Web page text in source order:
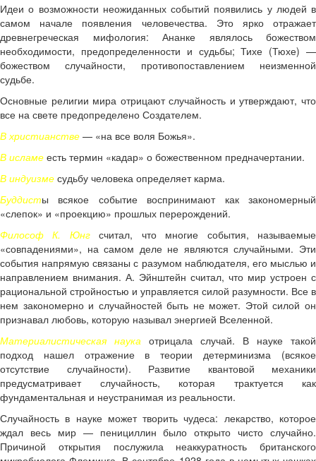
Идеи о возможности неожиданных событий появились у людей в
самом начале появления человечества. Это ярко отражает
древнегреческая мифология: Ананке являлось божеством
необходимости, предопределенности и судьбы; Тихе (Тюхе) —
божеством случайности, противопоставлением неизменной
судьбе.
Основные религии мира отрицают случайность и утверждают, что
все на свете предопределено Создателем.
В христианстве — «на все воля Божья».
В исламе есть термин «кадар» о божественном предначертании.
В индуизме судьбу человека определяет карма.
Буддисты всякое событие воспринимают как закономерный
«слепок» и «проекцию» прошлых перерождений.
Философ К. Юнгсчитал, что многие события, называемые
«совпадениями», на самом деле не являются случайными. Эти
события напрямую связаны с разумом наблюдателя, его мыслью и
направлением внимания. А. Эйнштейн считал, что мир устроен с
рациональной стройностью и управляется силой разумности. Все в
нем закономерно и случайностей быть не может. Этой силой он
признавал любовь, которую называл энергией Вселенной.
Материалистическая наука отрицала случай. В науке такой
подход нашел отражение в теории детерминизма (всякое
отсутствие случайности). Развитие квантовой механики
предусматривает случайность, которая трактуется как
фундаментальная и неустранимая из реальности.
Случайность в науке может творить чудеса: лекарство, которое
ждал весь мир — пенициллин было открыто чисто случайно.
Причиной открытия послужила неаккуратность британского